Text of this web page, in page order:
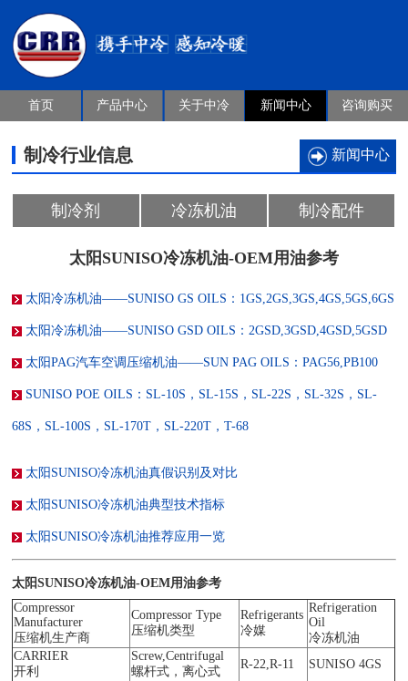
首页 产品中心 关于中冷 新闻中心 咨询购买
制冷行业信息 新闻中心
制冷剂 冷冻机油 制冷配件
太阳SUNISO冷冻机油-OEM用油参考
太阳冷冻机油——SUNISO GS OILS：1GS,2GS,3GS,4GS,5GS,6GS
太阳冷冻机油——SUNISO GSD OILS：2GSD,3GSD,4GSD,5GSD
太阳PAG汽车空调压缩机油——SUN PAG OILS：PAG56,PB100
SUNISO POE OILS：SL-10S，SL-15S，SL-22S，SL-32S，SL-
68S，SL-100S，SL-170T，SL-220T，T-68
太阳SUNISO冷冻机油真假识别及对比
太阳SUNISO冷冻机油典型技术指标
太阳SUNISO冷冻机油推荐应用一览
太阳SUNISO冷冻机油-OEM用油参考
Compressor
Manufacturer
压缩机生产商
Compressor Type
压缩机类型
Refrigerants
冷媒
Refrigeration
Oil
冷冻机油
CARRIER
开利
Screw,Centrifugal
螺杆式，离心式
R-22,R-11
SUNISO 4GS